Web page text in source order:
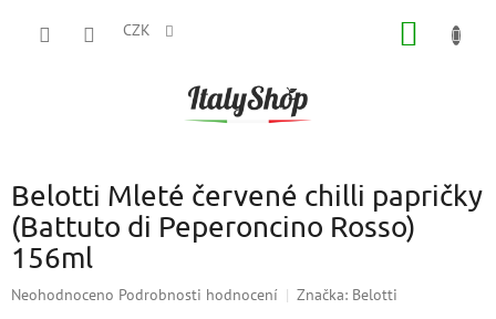
CZK
Belotti Mleté červené chilli papričky
(Battuto di Peperoncino Rosso)
156ml
Průměrné
Neohodnoceno Podrobnosti hodnocení Značka: Belotti